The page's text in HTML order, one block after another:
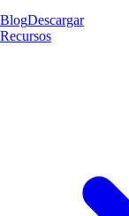
BlogDescargar
Recursos